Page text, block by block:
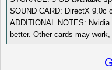
SOUND CARD: DirectX 9.0c
ADDITIONAL NOTES:
better. Other cards may